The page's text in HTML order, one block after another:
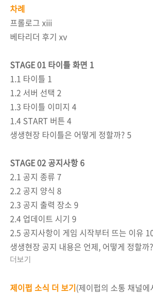
차례
프롤로그 xiii
베타리더 후기 xv
STAGE 01 타이틀 화면 1
1.1 타이틀 1
1.2 서버 선택 2
1.3 타이틀 이미지 4
1.4 START 버튼 4
생생현장 타이틀은 어떻게 정할까? 5
STAGE 02 공지사항 6
2.1 공지 종류 7
2.2 공지 양식 8
2.3 공지 출력 장소 9
2.4 업데이트 시기 9
2.5 공지사항이 게임 시작부터 뜨는 이유
생생현장 공지 내용은 언제, 어떻게 정할까
더보기
제이펍 소식 더 보기(제이펍의 소통 채널